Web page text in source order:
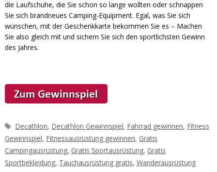
die Laufschuhe, die Sie schon so lange wollten oder schnappen
Sie sich brandneues Camping-Equipment. Egal, was Sie sich
wünschen, mit der Geschenkkarte bekommen Sie es – Machen
Sie also gleich mit und sichern Sie sich den sportlichsten Gewinn
des Jahres.
Schlagwörter
Decathlon, Decathlon Gewinnspiel, Fahrrad gewinnen, Fitness
Gewinnspiel, Fitnessausrüstung gewinnen, Gratis
Campingausrüstung, Gratis Sportausrüstung, Gratis
Sportbekleidung, Tauchausrüstung gratis, Wanderausrüstung